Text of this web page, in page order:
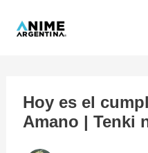
Hoy es el
Amano | Tenki